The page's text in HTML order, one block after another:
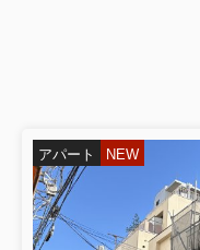
アパート NEW